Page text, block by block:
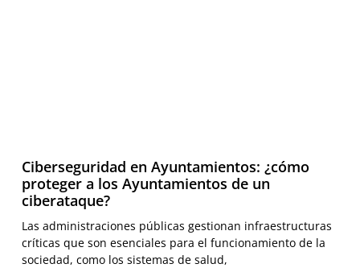
Ciberseguridad en Ayuntamientos: ¿cómo
proteger a los Ayuntamientos de un
ciberataque?
Las administraciones públicas gestionan infraestructuras
críticas que son esenciales para el funcionamiento de la
sociedad, como los sistemas de salud,